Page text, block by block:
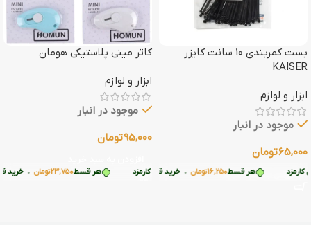
هر قسط16,250تومان • خرید قسطی با ترب‌پی بدون کارمزد
بست کمربندی 10 سانت کایزر
KAISER
ابزار و لوازم
موجود در انبار
65,000تومان
افزودن به سبد خرید هر قسط23,750تومان • خرید قسط23,750 تومان • خرید قسطی با ترب‌پی بدون کارمزد
کاتر مینی پلاستیکی هومان
ابزار و لوازم
موجود در انبار
95,000تومان